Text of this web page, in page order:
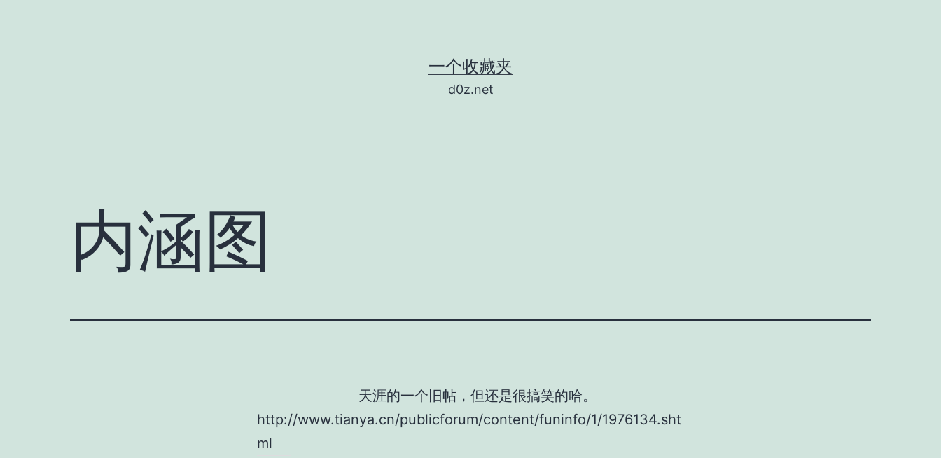
一个收藏夹
d0z.net
内涵图
天涯的一个旧帖，但还是很搞笑的哈。
http://www.tianya.cn/publicforum/content/funinfo/1/1976134.sht
ml